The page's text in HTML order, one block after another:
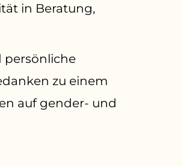
in Beratung,
persönliche
zu einem
auf gender- und